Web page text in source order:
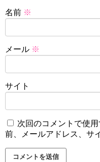
名前 ※
メール ※
サイト
次回のコメントで使
前、メールアドレス、サ